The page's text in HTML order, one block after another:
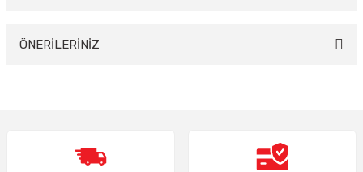
ÖNERİLERİNİZ
Ürün resmi kalitesiz, bozuk veya görüntülenemiyor.